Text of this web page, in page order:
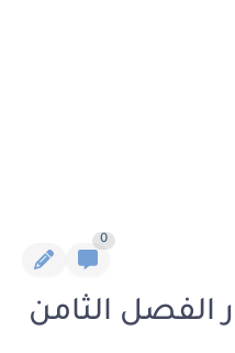
0
الفصل الثامن